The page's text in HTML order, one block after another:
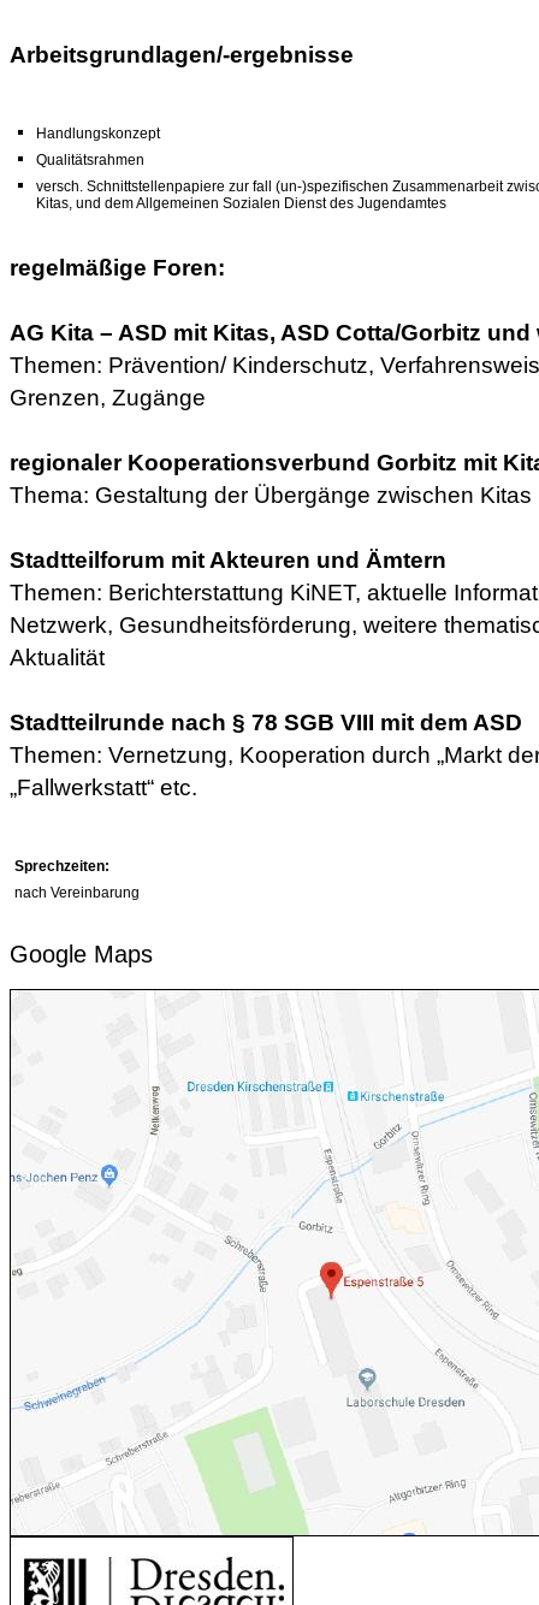
Arbeitsgrundlagen/-ergebnisse
Handlungskonzept
Qualitätsrahmen
versch. Schnittstellenpapiere zur fall (un-)spezifischen Zusammenarbeit
Kitas, und dem Allgemeinen Sozialen Dienst des Jugendamtes
regelmäßige Foren:
AG Kita – ASD mit Kitas, ASD Cotta/Gorbitz
Themen: Prävention/ Kinderschutz,
Grenzen, Zugänge
regionaler Kooperationsverbund Gorbitz mit
Thema: Gestaltung der Übergänge zwischen
Stadtteilforum mit Akteuren und Ämtern
Themen: Berichterstattung KiNET, aktuelle
Netzwerk, Gesundheitsförderung, weitere
Aktualität
Stadtteilrunde nach § 78 SGB VIII mit dem ASD
Themen: Vernetzung, Kooperation durch „Markt
„Fallwerkstatt“ etc.
Sprechzeiten:
nach Vereinbarung
Google Maps